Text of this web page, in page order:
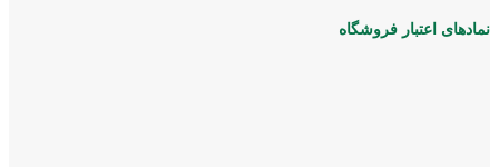
نمادهای اعتبار فروشگاه